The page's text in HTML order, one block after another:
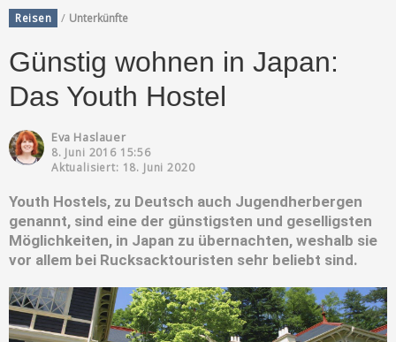
Reisen / Unterkünfte
Günstig wohnen in Japan:
Das Youth Hostel
Eva Haslauer
8. Juni 2016 15:56
Aktualisiert: 18. Juni 2020
Youth Hostels, zu Deutsch auch Jugendherbergen
genannt, sind eine der günstigsten und geselligsten
Möglichkeiten, in Japan zu übernachten, weshalb sie
vor allem bei Rucksacktouristen sehr beliebt sind.